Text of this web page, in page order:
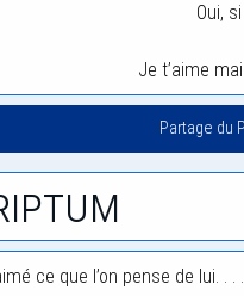
Oui,
Je t’aime
Partage du
ce que l’on pense de lui. . .